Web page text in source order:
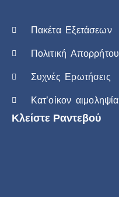
Πακέτα Εξετάσεων
Πολιτική Απορρήτου
Συχνές Ερωτήσεις
Κατ’οίκον αιμοληψία
Κλείστε Ραντεβού